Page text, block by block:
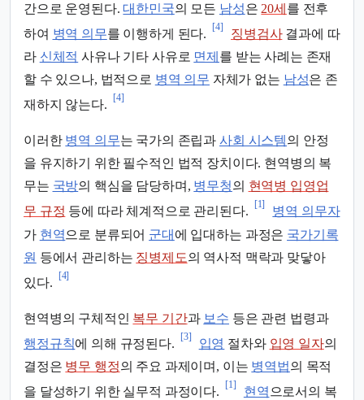
간으로 운영된다.대한민국의 모든 남성은 20세 를 전후
하여 병역 의무를 이행하게 된다.
[4]
징병검사결과에 따
라 신체적 사유나 기타 사유로 면제 를 받는 사례는 존재
할 수 있으나, 법적으로 병역 의무 자체가 없는 남성은 존
재하지 않는다.
[4]
이러한 병역 의무는 국가의 존립과 사회 시스템의 안정
을 유지하기 위한 필수적인 법적 장치이다. 현역병의 복
무는 국방의 핵심을 담당하며, 병무청의 현역병 입영업
무 규정 등에 따라 체계적으로 관리된다.
[1]
병역 의무자
가 현역으로 분류되어 군대 에 입대하는 과정은 국가기록
원 등에서 관리하는 징병제도의 역사적 맥락과 맞닿아
있다.
[4]
현역병의 구체적인 복무 기간과 보수 등은 관련 법령과
행정규칙에 의해 규정된다.
[3]
입영 절차와 입영 일자의
결정은 병무 행정의 주요 과제이며, 이는 병역법의 목적
을 달성하기 위한 실무적 과정이다.
[1]
현역으로서의 복